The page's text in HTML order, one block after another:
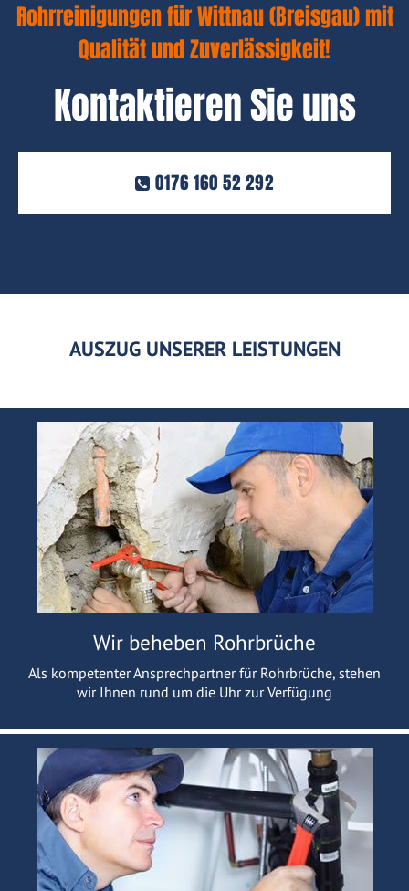
Rohrreinigungen für Wittnau (Breisgau) mit
Qualität und Zuverlässigkeit!
Kontaktieren Sie uns
0176 160 52 292
AUSZUG UNSERER LEISTUNGEN
Wir beheben Rohrbrüche
Als kompetenter Ansprechpartner für Rohrbrüche, stehen
wir Ihnen rund um die Uhr zur Verfügung